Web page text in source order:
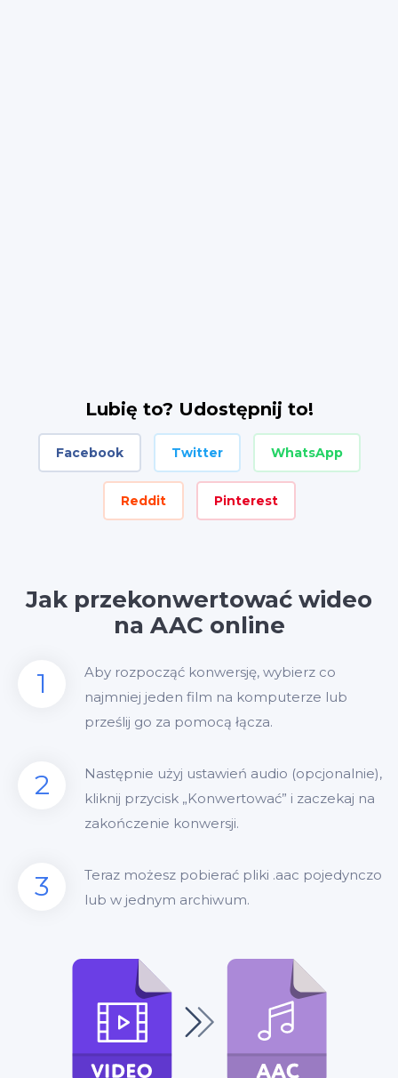
Lubię to? Udostępnij to!
Facebook Twitter WhatsApp
Reddit Pinterest
Jak przekonwertować wideo
na AAC online
1
Aby rozpocząć konwersję, wybierz co
najmniej jeden film na komputerze lub
prześlij go za pomocą łącza.
2
Następnie użyj ustawień audio (opcjonalnie),
kliknij przycisk „Konwertować” i zaczekaj na
zakończenie konwersji.
3
Teraz możesz pobierać pliki .aac pojedynczo
lub w jednym archiwum.